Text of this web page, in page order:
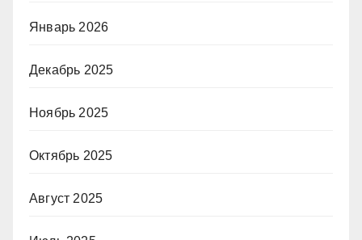
Январь 2026
Декабрь 2025
Ноябрь 2025
Октябрь 2025
Август 2025